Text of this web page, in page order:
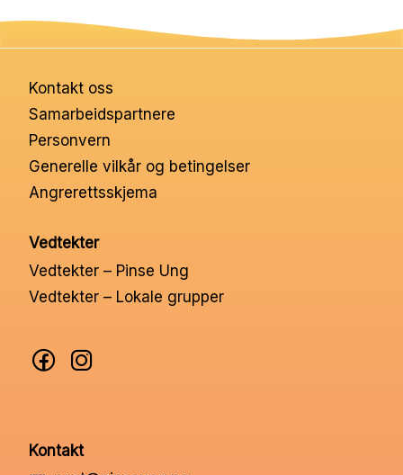
Kontakt oss
Samarbeidspartnere
Personvern
Generelle vilkår og betingelser
Angrerettsskjema
Vedtekter
Vedtekter – Pinse Ung
Vedtekter – Lokale grupper
Kontakt